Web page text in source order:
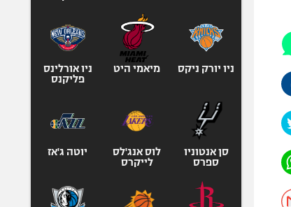
אופניים
ספורט מוטורי
כדורמים
בייסבול MLB
ספורט אתגרי
אומנויות לחימה
ניו יורק ניקס מיאמי היט
ניו אורלינס
פליקנס
סן אנטוניו
ספרס
לוס אנג'לס
לייקרס
יוטה ג'אז